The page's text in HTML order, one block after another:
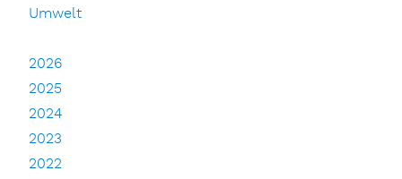
Umwelt
2026
2025
2024
2023
2022